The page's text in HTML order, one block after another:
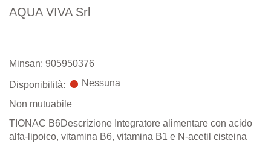
AQUA VIVA Srl
Minsan: 905950376
Disponibilità: Nessuna
Non mutuabile
TIONAC B6Descrizione Integratore alimentare con acido
alfa-lipoico, vitamina B6, vitamina B1 e N-acetil cisteina